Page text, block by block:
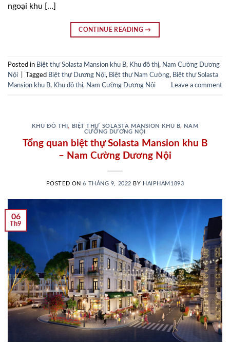
ngoại khu […]
CONTINUE READING→
Posted in Biệt thự Solasta Mansion khu B, Khu đô thị, Nam Cường Dương
Nội
Tagged Biệt thự Dương Nội, Biệt thự Nam Cường, Biệt thự Solasta
Mansion khu B, Khu đô thị, Nam Cường Dương Nội Leave a comment
KHU ĐÔ THỊ BIỆT THỰ SOLASTA MANSION KHU B
NAM
CƯỜNG DƯƠNG NỘI
Tổng quan biệt thự Solasta Mansion khu B
– Nam Cường Dương Nội
POSTED ON6 THÁNG 9, 2022 BY HAIPHAM1893
06
Th9